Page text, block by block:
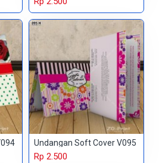
Undangan Soft Cover V095
Rp 2.500